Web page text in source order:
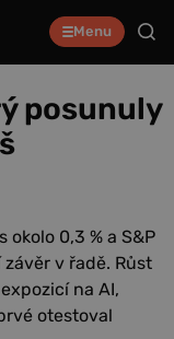
Menu
posunuly
okolo 0,3 % a S&P
v řadě. Růst
na AI,
otestoval